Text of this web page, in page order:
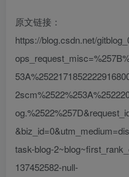
原文链接：
https://blog.csdn.net/
task-blog-
137452582-null-